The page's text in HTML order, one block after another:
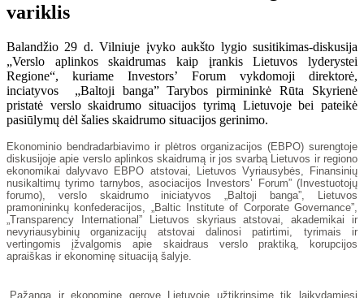
variklis
Balandžio 29 d. Vilniuje įvyko aukšto lygio susitikimas-diskusija
„Verslo aplinkos skaidrumas kaip įrankis Lietuvos lyderystei
Regione“, kuriame Investors’ Forum vykdomoji direktorė,
inciatyvos „Baltoji banga” Tarybos pirmininkė Rūta Skyrienė
pristatė verslo skaidrumo situacijos tyrimą Lietuvoje bei pateikė
pasiūlymų dėl šalies skaidrumo situacijos gerinimo.
Ekonominio bendradarbiavimo ir plėtros organizacijos (EBPO) surengtoje
diskusijoje apie verslo aplinkos skaidrumą ir jos svarbą Lietuvos ir regiono
ekonomikai dalyvavo EBPO atstovai, Lietuvos Vyriausybės, Finansinių
nusikaltimų tyrimo tarnybos, asociacijos Investors’ Forum” (Investuotojų
forumo), verslo skaidrumo iniciatyvos „Baltoji banga”, Lietuvos
pramonininkų konfederacijos, „Baltic Institute of Corporate Governance”,
„Transparency International” Lietuvos skyriaus atstovai, akademikai ir
nevyriausybinių organizacijų atstovai dalinosi patirtimi, tyrimais ir
vertingomis įžvalgomis apie skaidraus verslo praktiką, korupcijos
apraiškas ir ekonominę situaciją šalyje.
„Pažangą ir ekonominę gerovę Lietuvoje užtikrinsime tik laikydamiesi